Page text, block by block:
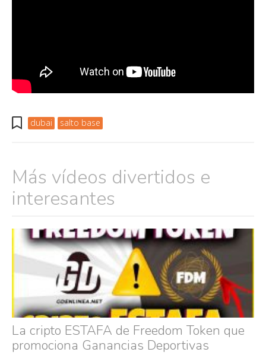
dubai salto base
Más vídeos divertidos e
interesantes
La cripto ESTAFA de Freedom Token que
promociona Ganancias Deportivas